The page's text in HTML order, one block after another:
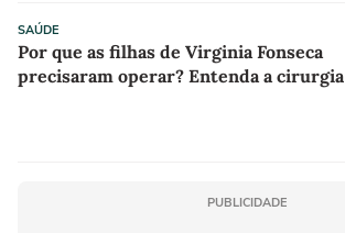
SAÚDE
Por que as filhas de Virginia Fonseca
precisaram operar? Entenda a cirurgia
PUBLICIDADE